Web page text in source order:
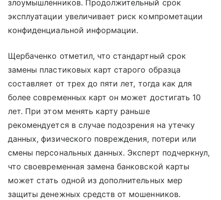
злоумышленников. Продолжительный срок
эксплуатации увеличивает риск компрометации
конфиденциальной информации.
Щербаченко отметил, что стандартный срок
замены пластиковых карт старого образца
составляет от трех до пяти лет, тогда как для
более современных карт он может достигать 10
лет. При этом менять карту раньше
рекомендуется в случае подозрения на утечку
данных, физического повреждения, потери или
смены персональных данных. Эксперт подчеркнул,
что своевременная замена банковской карты
может стать одной из дополнительных мер
защиты денежных средств от мошенников.